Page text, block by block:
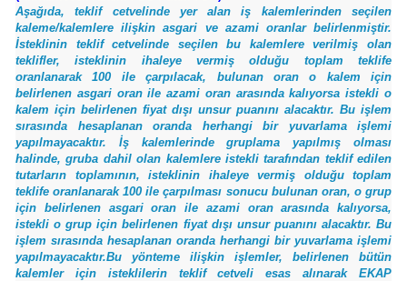
Aşağıda, teklif cetvelinde yer alan iş kalemlerinden seçilen
kaleme/kalemlere ilişkin asgari ve azami oranlar belirlenmiştir.
İsteklinin teklif cetvelinde seçilen bu kalemlere verilmiş olan
teklifler, isteklinin ihaleye vermiş olduğu toplam teklife
oranlanarak 100 ile çarpılacak, bulunan oran o kalem için
belirlenen asgari oran ile azami oran arasında kalıyorsa istekli o
kalem için belirlenen fiyat dışı unsur puanını alacaktır. Bu işlem
sırasında hesaplanan oranda herhangi bir yuvarlama işlemi
yapılmayacaktır. İş kalemlerinde gruplama yapılmış olması
halinde, gruba dahil olan kalemlere istekli tarafından teklif edilen
tutarların toplamının, isteklinin ihaleye vermiş olduğu toplam
teklife oranlanarak 100 ile çarpılması sonucu bulunan oran, o grup
için belirlenen asgari oran ile azami oran arasında kalıyorsa,
istekli o grup için belirlenen fiyat dışı unsur puanını alacaktır. Bu
işlem sırasında hesaplanan oranda herhangi bir yuvarlama işlemi
yapılmayacaktır.Bu yönteme ilişkin işlemler, belirlenen bütün
kalemler için isteklilerin teklif cetveli esas alınarak EKAP